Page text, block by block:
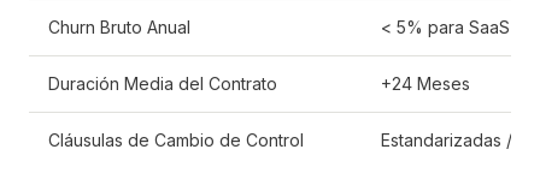
Churn Bruto Anual < 5% para SaaS
Duración Media del Contrato +24 Meses
Cláusulas de Cambio de Control Estandarizadas /